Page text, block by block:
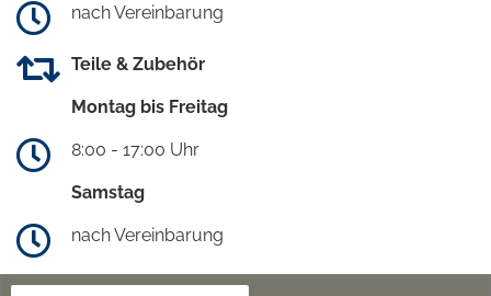
nach Vereinbarung
Teile & Zubehör
Montag bis Freitag
8:00 - 17:00 Uhr
Samstag
nach Vereinbarung